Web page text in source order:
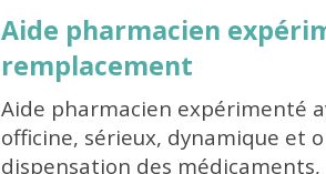
Aide pharmacien
remplacement
Aide pharmacien expérimenté
officine, sérieux, dynamique et
dispensation des